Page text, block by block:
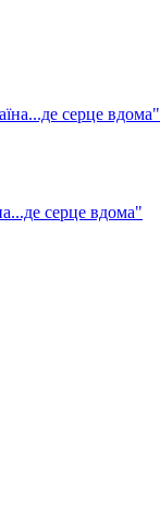
серце вдома"